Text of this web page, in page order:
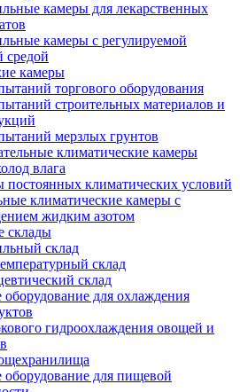
камеры для лекарственных
камеры с регулируемой
средой
камеры
торгового оборудования
строительных материалов и
мерзлых грунтов
климатические камеры
влага
постоянных климатических условий
климатические камеры с
жидким азотом
склады
склад
склад
склад
для охлаждения
гидроохлаждения овощей и
оборудование для пищевой